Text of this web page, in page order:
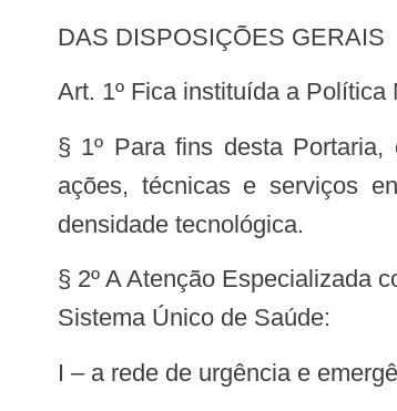
DAS DISPOSIÇÕES GERAIS
Art. 1º Fica instituída a
§ 1º Para fins desta Portaria,
ações, técnicas e serviços
densidade tecnológica.
§ 2º A Atenção Especializada
Sistema Único de Saúde:
I – a rede de urgência e